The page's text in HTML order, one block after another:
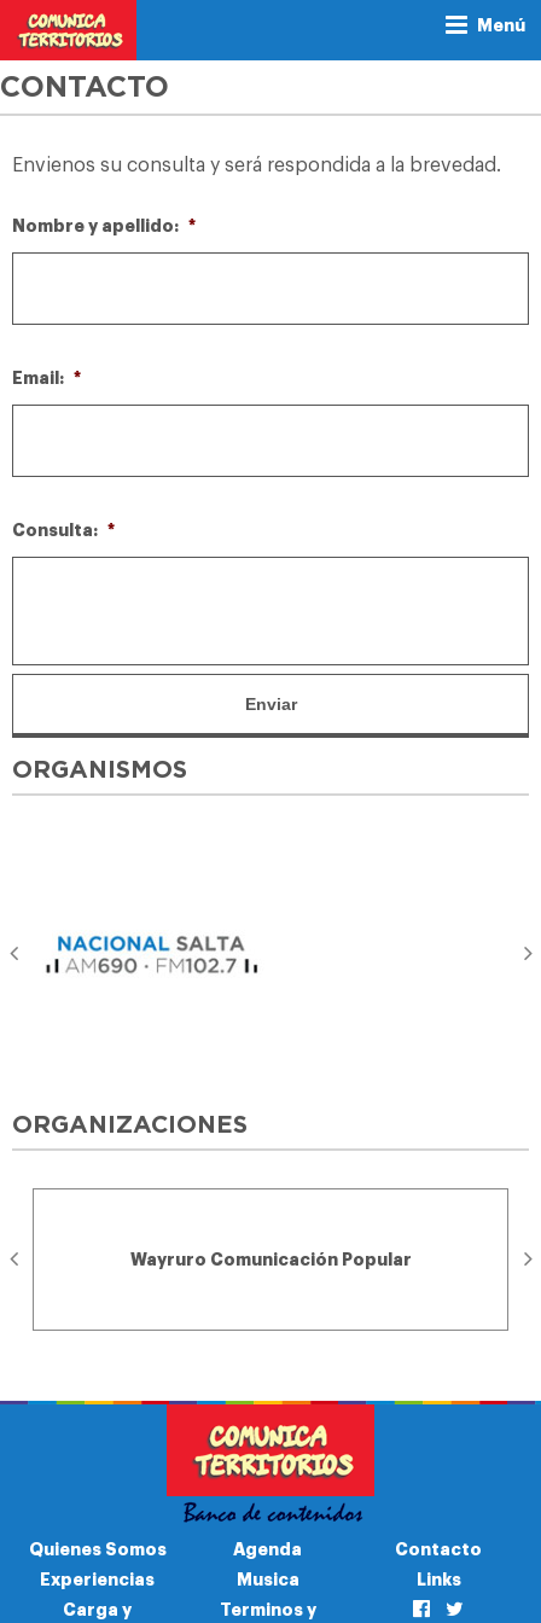
Menú
CONTACTO
Envienos su consulta y será respondida a la brevedad.
Nombre y apellido: *
Email: *
Consulta: *
ORGANISMOS
ORGANIZACIONES
Wayruro Comunicación Popular
Quienes Somos
Experiencias
Carga y
Agenda
Musica
Terminos y
Contacto
Links